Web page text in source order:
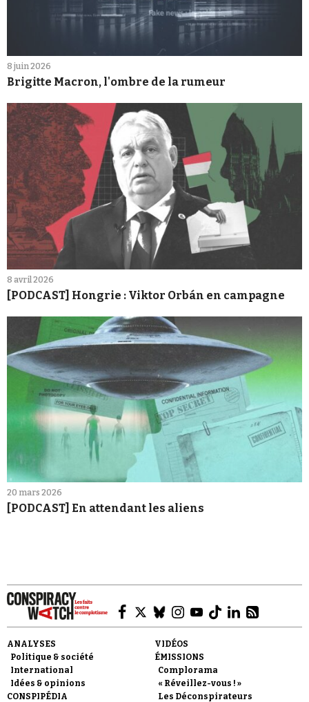
8 juin 2026
Brigitte Macron, l'ombre de la rumeur
8 avril 2026
[PODCAST] Hongrie : Viktor Orbán en campagne
20 mars 2026
[PODCAST] En attendant les aliens
ANALYSES
Politique & société
International
Idées & opinions
CONSPIPÉDIA
VIDÉOS
ÉMISSIONS
Complorama
« Réveillez-vous ! »
Les Déconspirateurs